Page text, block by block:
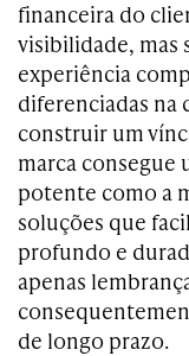
financeira do
visibilidade, mas
experiência
diferenciadas na
construir um
marca
potente como a
soluções que
profundo e
apenas
de longo prazo.